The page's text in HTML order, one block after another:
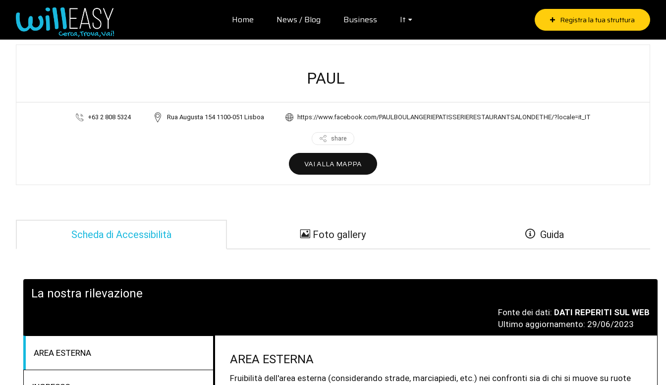
Registra la tua struttura
Home News / Blog Business It
PAUL
+63 2 808 5324 Rua Augusta 154 1100-051 Lisboa https://www.facebook.com/PAULBOULANGERIEPATISSERIERESTAURANTSALONDETHE/?locale=it_IT
share
VAI ALLA MAPPA
Scheda di Accessibilità Foto gallery Guida
La nostra rilevazione
Fonte dei dati: DATI REPERITI SUL WEB
Ultimo aggiornamento: 29/06/2023
AREA ESTERNA AREA ESTERNA
Fruibilità dell'area esterna (considerando strade, marciapiedi, etc.) nei confronti sia di chi si muove su ruote